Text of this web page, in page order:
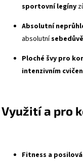
sportovní legíny
Absolutní
absolutní
Ploché švy pro
intenzivním
Využití a pro
Fitness a